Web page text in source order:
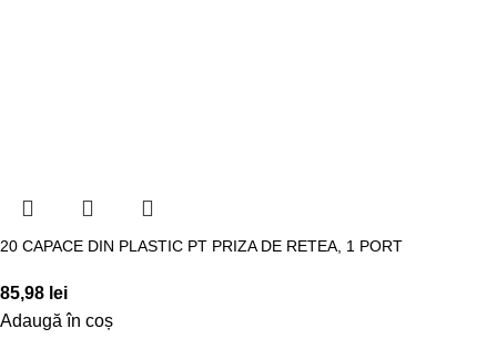
20 CAPACE DIN PLASTIC PT PRIZA DE RETEA, 1 PORT
85,98 lei
Adaugă în coș